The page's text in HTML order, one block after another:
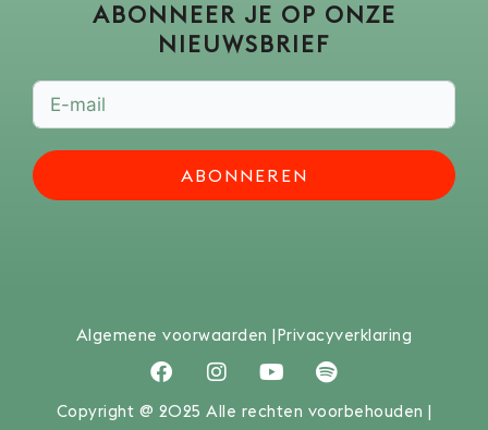
ABONNEER JE OP ONZE
NIEUWSBRIEF
ABONNEREN
Copyright @ 2025 Alle rechten voorbehouden |
F
a
c
e
I
n
s
t
Y
o
u
t
S
p
o
t
Algemene voorwaarden |Privacyverklaring